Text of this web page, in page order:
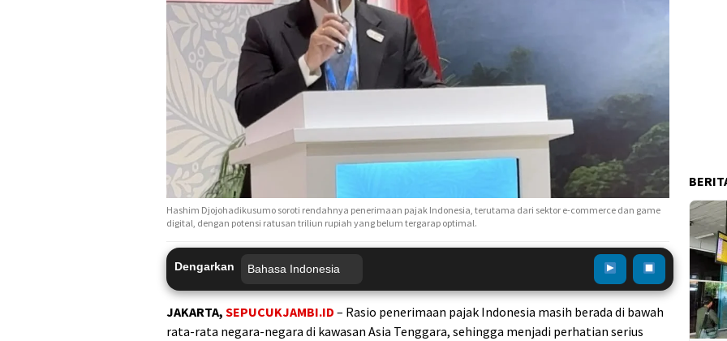
Hashim Djojohadikusumo soroti rendahnya penerimaan pajak Indonesia, terutama dari sektor e-commerce dan game
digital, dengan potensi ratusan triliun rupiah yang belum tergarap optimal.
Dengarkan
JAKARTA, SEPUCUKJAMBI.ID – Rasio penerimaan pajak Indonesia masih berada di bawah
rata-rata negara-negara di kawasan Asia Tenggara, sehingga menjadi perhatian serius